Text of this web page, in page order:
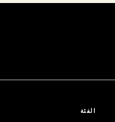
الفئة